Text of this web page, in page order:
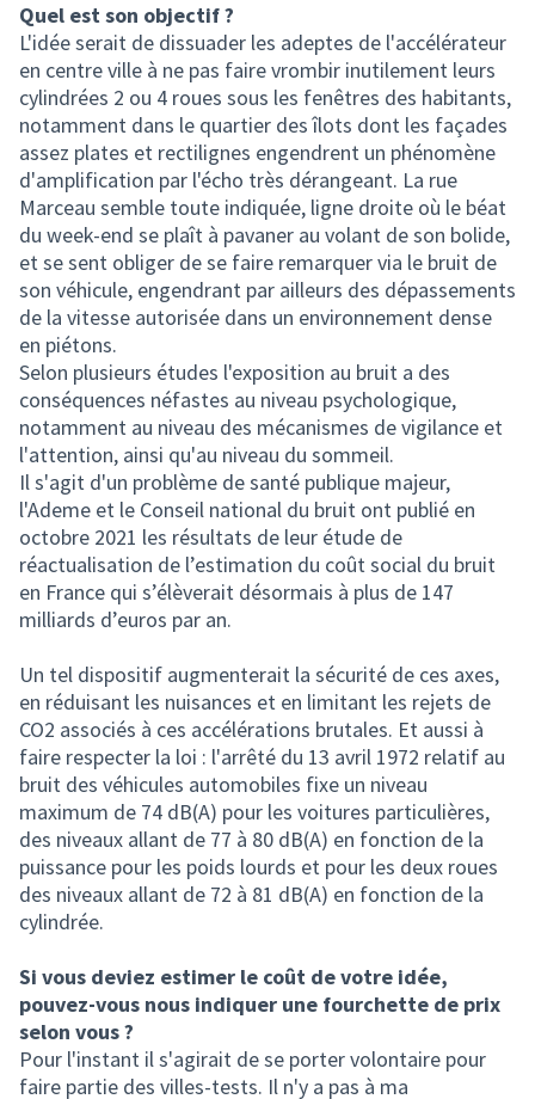
Quel est son objectif ?
L'idée serait de dissuader les adeptes de l'accélérateur
en centre ville à ne pas faire vrombir inutilement leurs
cylindrées 2 ou 4 roues sous les fenêtres des habitants,
notamment dans le quartier des îlots dont les façades
assez plates et rectilignes engendrent un phénomène
d'amplification par l'écho très dérangeant. La rue
Marceau semble toute indiquée, ligne droite où le béat
du week-end se plaît à pavaner au volant de son bolide,
et se sent obliger de se faire remarquer via le bruit de
son véhicule, engendrant par ailleurs des dépassements
de la vitesse autorisée dans un environnement dense
en piétons.
Selon plusieurs études l'exposition au bruit a des
conséquences néfastes au niveau psychologique,
notamment au niveau des mécanismes de vigilance et
l'attention, ainsi qu'au niveau du sommeil.
Il s'agit d'un problème de santé publique majeur,
l'Ademe et le Conseil national du bruit ont publié en
octobre 2021 les résultats de leur étude de
réactualisation de l’estimation du coût social du bruit
en France qui s’élèverait désormais à plus de 147
milliards d’euros par an.
Un tel dispositif augmenterait la sécurité de ces axes,
en réduisant les nuisances et en limitant les rejets de
CO2 associés à ces accélérations brutales. Et aussi à
faire respecter la loi : l'arrêté du 13 avril 1972 relatif au
bruit des véhicules automobiles fixe un niveau
maximum de 74 dB(A) pour les voitures particulières,
des niveaux allant de 77 à 80 dB(A) en fonction de la
puissance pour les poids lourds et pour les deux roues
des niveaux allant de 72 à 81 dB(A) en fonction de la
cylindrée.
Si vous deviez estimer le coût de votre idée,
pouvez-vous nous indiquer une fourchette de prix
selon vous ?
Pour l'instant il s'agirait de se porter volontaire pour
faire partie des villes-tests. Il n'y a pas à ma